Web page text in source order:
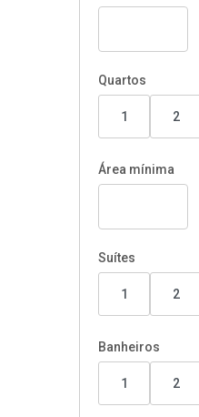
Quartos
1 2
Área mínima
Suítes
1 2
Banheiros
1 2